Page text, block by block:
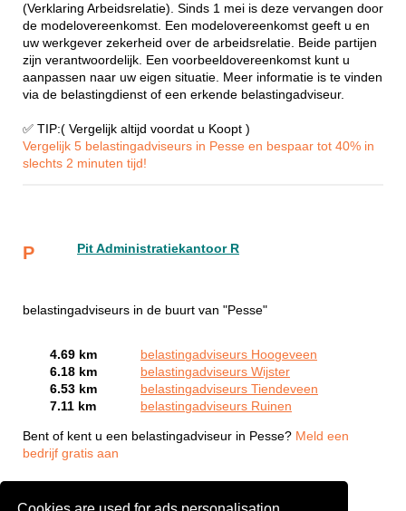
(Verklaring Arbeidsrelatie). Sinds 1 mei is deze vervangen door
de modelovereenkomst. Een modelovereenkomst geeft u en
uw werkgever zekerheid over de arbeidsrelatie. Beide partijen
zijn verantwoordelijk. Een voorbeeldovereenkomst kunt u
aanpassen naar uw eigen situatie. Meer informatie is te vinden
via de belastingdienst of een erkende belastingadviseur.
✅ TIP:( Vergelijk altijd voordat u Koopt )
Vergelijk 5 belastingadviseurs in Pesse en bespaar tot 40% in
slechts 2 minuten tijd!
P Pit Administratiekantoor R
belastingadviseurs in de buurt van "Pesse"
4.69 km
belastingadviseurs Hoogeveen
6.18 km
belastingadviseurs Wijster
6.53 km
belastingadviseurs Tiendeveen
7.11 km
belastingadviseurs Ruinen
Bent of kent u een belastingadviseur in Pesse? Meld een
bedrijf gratis aan